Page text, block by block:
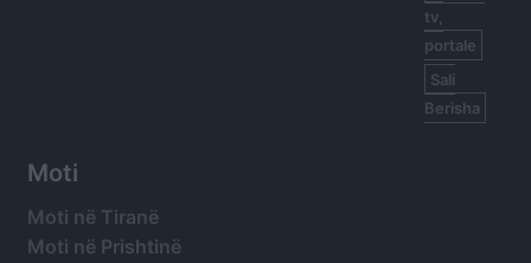
tv,
portale
Sali
Berisha
Moti
Moti në Tiranë
Moti në Prishtinë